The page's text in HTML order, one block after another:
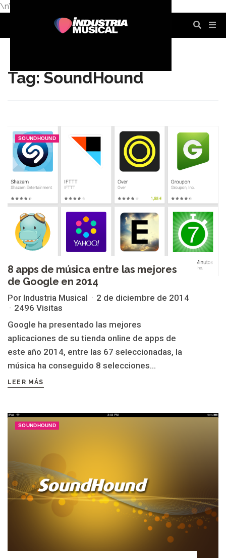
\n\n
Tag: SoundHound
SOUNDHOUND
8 apps de música entre las mejores
de Google en 2014
Por Industria Musical
2 de diciembre de 2014
2496 Visitas
Google ha presentado las mejores
aplicaciones de su tienda online de apps de
este año 2014, entre las 67 seleccionadas, la
música ha conseguido 8 selecciones...
LEER MÁS
SOUNDHOUND